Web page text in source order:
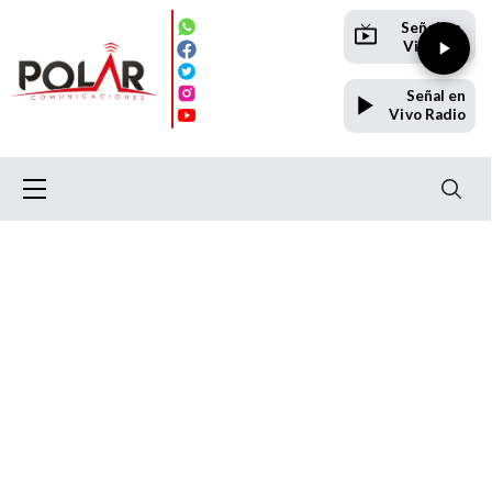
Señal en
Vivo TV
Señal en
Vivo Radio